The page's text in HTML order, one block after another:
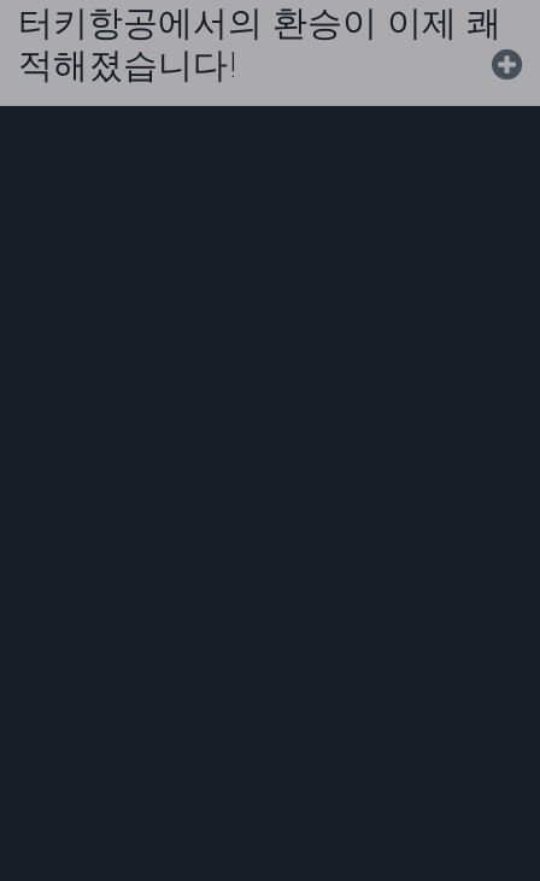
터키항공에서의 환승이 이제 쾌
적해졌습니다!